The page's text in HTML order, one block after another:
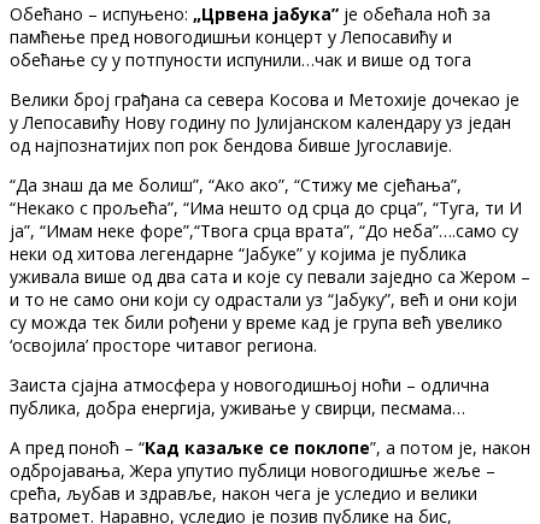
Обећано – испуњено: „Црвена јабука” је обећала ноћ за
памћење пред новогодишњи концерт у Лепосавићу и
обећање су у потпуности испунили…чак и више од тога
Велики број грађана са севера Косова и Метохије дочекао је
у Лепосавићу Нову годину по Јулијанском календару уз један
од најпознатијих поп рок бендова бивше Југославије.
“Да знаш да ме болиш”, “Ако ако”, “Стижу ме сјећања”,
“Некако с прољећа”, “Има нешто од срца до срца”, “Туга, ти И
ја”, “Имам неке форе”,“Твога срца врата”, “До неба”….само су
неки од хитова легендарне “Јабуке” у којима је публика
уживала више од два сата и које су певали заједно са Жером –
и то не само они који су одрастали уз “Јабуку”, већ и они који
су можда тек били рођени у време кад је група већ увелико
‘освојила’ просторе читавог региона.
Заиста сјајна атмосфера у новогодишњој ноћи – одлична
публика, добра енергија, уживање у свирци, песмама…
А пред поноћ – “Кад казаљке се поклопе”, а потом је, након
одбројавања, Жера упутио публици новогодишње жеље –
срећа, љубав и здравље, након чега је уследио и велики
ватромет. Наравно, уследио је позив публике на бис,